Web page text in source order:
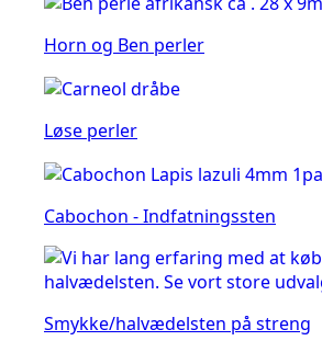
Horn og Ben perler
Løse perler
Cabochon - Indfatningssten
Smykke/halvædelsten på streng